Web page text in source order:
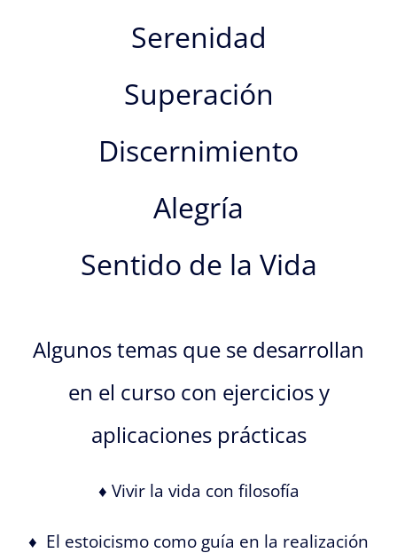
Serenidad
Superación
Discernimiento
Alegría
Sentido de la Vida
Algunos temas que se desarrollan
en el curso con ejercicios y
aplicaciones prácticas
♦ Vivir la vida con filosofía
♦ El estoicismo como guía en la realización